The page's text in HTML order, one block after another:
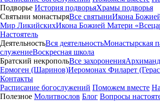
Подворье История подворьяХрамы подворья
Святыни монастыряВсе святыниИкона
Мир ЛикийскихИкона Божией Матери
Настоятель
ДеятельностьВся деятельностьМонастырская
служениеВоскресная школа
Братский некропольВсе захоронения
Ермоген (Шаринов)Иеромонах Филарет
Контакты
Расписание богослужений Поможем вместе
Полезное Молитвослов Блог Вопросы